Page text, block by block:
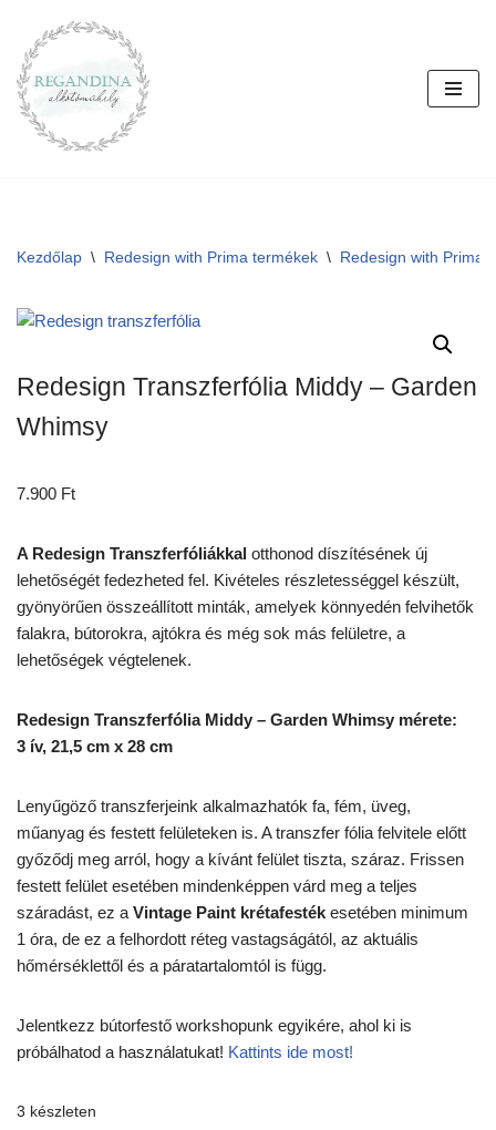
Skip
to
content
Kezdőlap \ Redesign with Prima termékek \ Redesign with Prima
Redesign Transzferfólia Middy – Garden
Whimsy
7.900 Ft
A Redesign Transzferfóliákkal otthonod díszítésének új
lehetőségét fedezheted fel. Kivételes részletességgel készült,
gyönyörűen összeállított minták, amelyek könnyedén felvihetők
falakra, bútorokra, ajtókra és még sok más felületre, a
lehetőségek végtelenek.
Redesign Transzferfólia Middy – Garden Whimsy mérete:
3 ív, 21,5 cm x 28 cm
Lenyűgöző transzferjeink alkalmazhatók fa, fém, üveg,
műanyag és festett felületeken is. A transzfer fólia felvitele előtt
győződj meg arról, hogy a kívánt felület tiszta, száraz. Frissen
festett felület esetében mindenképpen várd meg a teljes
száradást, ez a Vintage Paint krétafesték esetében minimum
1 óra, de ez a felhordott réteg vastagságától, az aktuális
hőmérséklettől és a páratartalomtól is függ.
Jelentkezz bútorfestő workshopunk egyikére, ahol ki is
próbálhatod a használatukat! Kattints ide most!
3 készleten